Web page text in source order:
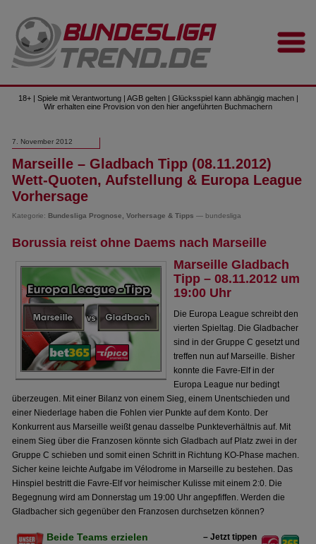
18+ | Spiele mit Verantwortung | AGB gelten | Glücksspiel kann abhängig machen |
Wir erhalten eine Provision von den hier angeführten Buchmachern
7. November 2012
Marseille – Gladbach Tipp (08.11.2012)
Wett-Quoten, Aufstellung & Europa League
Vorhersage
Kategorie: Bundesliga Prognose, Vorhersage & Tipps — bundesliga
Borussia reist ohne Daems nach Marseille
Marseille Gladbach
Tipp – 08.11.2012 um
19:00 Uhr
Die Europa League schreibt den
vierten Spieltag. Die Gladbacher
sind in der Gruppe C gesetzt und
treffen nun auf Marseille. Bisher
konnte die Favre-Elf in der
Europa League nur bedingt
überzeugen. Mit einer Bilanz von einem Sieg, einem Unentschieden und
einer Niederlage haben die Fohlen vier Punkte auf dem Konto. Der
Konkurrent aus Marseille weißt genau dasselbe Punkteverhältnis auf. Mit
einem Sieg über die Franzosen könnte sich Gladbach auf Platz zwei in der
Gruppe C schieben und somit einen Schritt in Richtung KO-Phase machen.
Sicher keine leichte Aufgabe im Vélodrome in Marseille zu bestehen. Das
Hinspiel bestritt die Favre-Elf vor heimischer Kulisse mit einem 2:0. Die
Begegnung wird am Donnerstag um 19:00 Uhr angepfiffen. Werden die
Gladbacher sich gegenüber den Franzosen durchsetzen können?
Beide Teams erzielen
– Jetzt tippen